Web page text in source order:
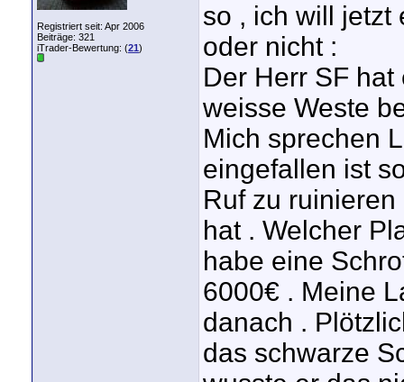
Registriert seit: Apr 2006
Beiträge: 321
iTrader-Bewertung: (21)
so , ich will jetzt
oder nicht :
Der Herr SF
weisse Weste
Mich sprechen
eingefallen ist
Ruf zu
hat . Welcher
habe eine
6000€ . Meine
danach .
das schwarze